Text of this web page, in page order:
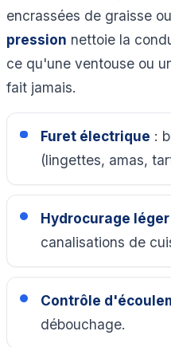
encrassées de graisse
pression nettoie la
ce qu'une ventouse ou
fait jamais.
Furet électrique :
(lingettes, amas,
Hydrocurage léger
canalisations de
Contrôle
débouchage.